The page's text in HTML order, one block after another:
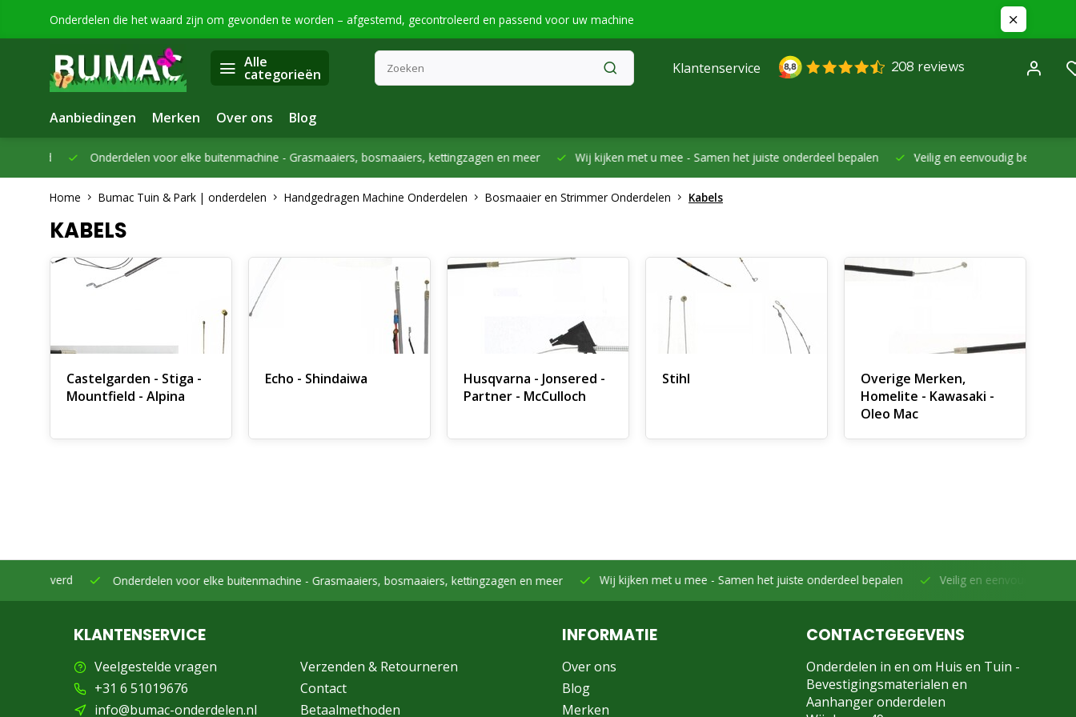
Onderdelen die het waard zijn om gevonden te worden – afgestemd, gecontroleerd en passend voor uw machine
Alle
categorieën Klantenservice
Aanbiedingen Merken Over ons Blog
Onderdelen voor elke buitenmachine -Grasmaaiers, bosmaaiers, kettingzagen en meer Wij kijken met u mee -Samen het juiste onderdeel bepalen Veilig en eenvoudig betalen -
Home Bumac Tuin & Park | onderdelen Handgedragen Machine Onderdelen Bosmaaier en Strimmer Onderdelen Kabels
KABELS
Castelgarden - Stiga -
Mountfield - Alpina
Echo - Shindaiwa
Husqvarna - Jonsered -
Partner - McCulloch
Stihl
Overige Merken,
Homelite - Kawasaki -
Oleo Mac
Onderdelen voor elke buitenmachine -Grasmaaiers, bosmaaiers, kettingzagen en meer Wij kijken met u mee -Samen het juiste onderdeel bepalen Veilig en eenvoudig betalen -
KLANTENSERVICE
Veelgestelde vragen
+31 6 51019676
info@bumac-onderdelen.nl
Verzenden & Retourneren
Contact
Betaalmethoden
INFORMATIE
Over ons
Blog
Merken
CONTACTGEGEVENS
Onderdelen in en om Huis en Tuin -
Bevestigingsmaterialen en
Aanhanger onderdelen